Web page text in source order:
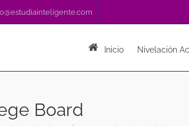
Inicio Nivelación
Board